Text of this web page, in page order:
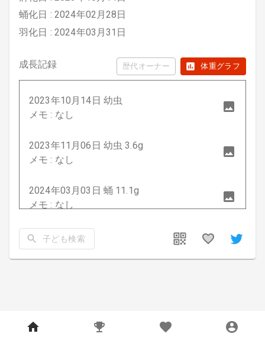
蛹化日 : 2024年02月28日
羽化日 : 2024年03月31日
成長記録 体重グラフ
歴代オーナー
2023年10月14日 幼虫
メモ : なし
2023年11月06日 幼虫 3.6g
メモ : なし
2024年03月03日 蛹 11.1g
メモ : なし
2024年05月22日 成虫 50.2mm
メモ : なし
子ども検索